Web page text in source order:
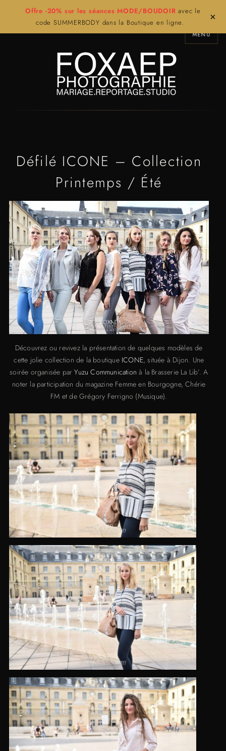
Offre -20% sur les séances MODE/BOUDOIR avec le
code SUMMERBODY dans la Boutique en ligne.
×
MENU
Défilé ICONE – Collection
Printemps / Été
Découvrez ou revivez la présentation de quelques modèles de
cette jolie collection de la boutique ICONE, située à Dijon. Une
soirée organisée parYuzu Communicationà la Brasserie La Lib’. A
noter la participation du magazine Femme en Bourgogne, Chérie
FM et de Grégory Ferrigno (Musique).